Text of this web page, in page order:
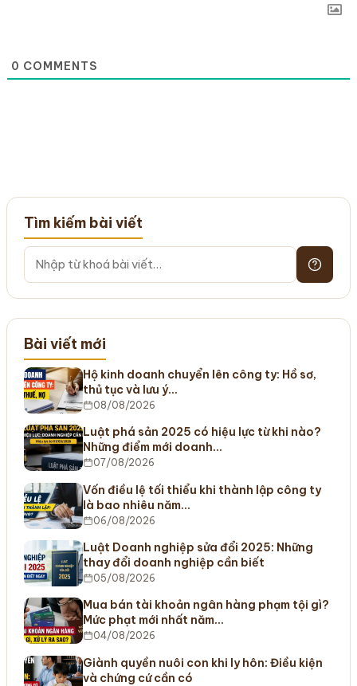
0 COMMENTS
Tìm kiếm bài viết
Bài viết mới
Hộ kinh doanh chuyển lên công ty: Hồ sơ,
thủ tục và lưu ý…
08/08/2026
Luật phá sản 2025 có hiệu lực từ khi nào?
Những điểm mới doanh…
07/08/2026
Vốn điều lệ tối thiểu khi thành lập công ty
là bao nhiêu năm…
06/08/2026
Luật Doanh nghiệp sửa đổi 2025: Những
thay đổi doanh nghiệp cần biết
05/08/2026
Mua bán tài khoản ngân hàng phạm tội gì?
Mức phạt mới nhất năm…
04/08/2026
Giành quyền nuôi con khi ly hôn: Điều kiện
và chứng cứ cần có